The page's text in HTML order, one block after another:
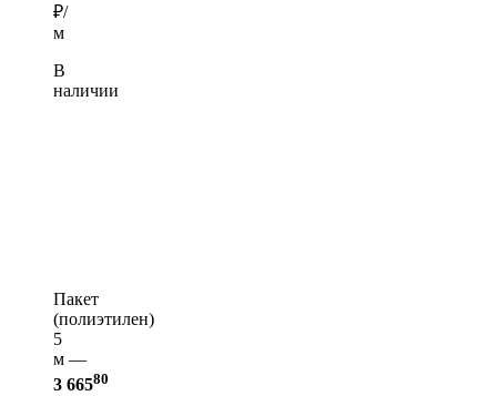
₽/
м
В
наличии
Пакет
(полиэтилен)
5
м —
3 66580